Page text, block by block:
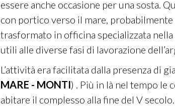
essere anche occasione per una sosta.
con portico verso il mare, probabilmente
trasformato in officina specializzata
utili alle diverse fasi di lavorazione
L’attività era facilitata dalla presenza di
MARE - MONTI) . Più in là nel tempo le
abitare il complesso alla fine del V